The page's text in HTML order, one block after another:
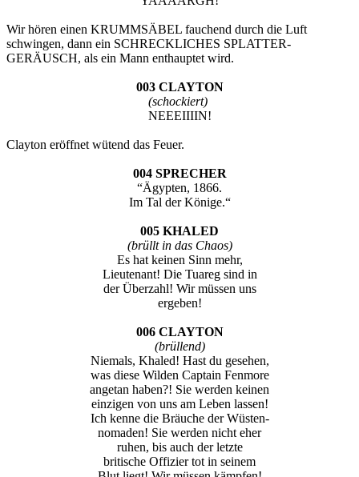
Wir hören einen KRUMMSÄBEL fauchend durch die Luft
schwingen, dann ein SCHRECKLICHES SPLATTER-
GERÄUSCH, als ein Mann enthauptet wird.
003 CLAYTON
(schockiert)
NEEEIIIIN!
Clayton eröffnet wütend das Feuer.
004 SPRECHER
“Ägypten, 1866.
Im Tal der Könige.“
005 KHALED
(brüllt in das Chaos)
Es hat keinen Sinn mehr,
Lieutenant! Die Tuareg sind in
der Überzahl! Wir müssen uns
ergeben!
006 CLAYTON
(brüllend)
Niemals, Khaled! Hast du gesehen,
was diese Wilden Captain Fenmore
angetan haben?! Sie werden keinen
einzigen von uns am Leben lassen!
Ich kenne die Bräuche der Wüsten-
nomaden! Sie werden nicht eher
ruhen, bis auch der letzte
britische Offizier tot in seinem